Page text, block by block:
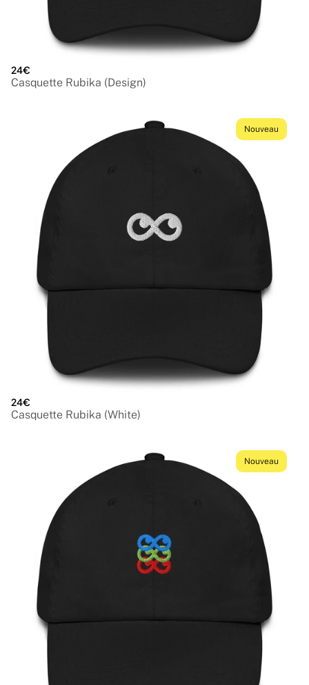
24€
Casquette Rubika (Design)
Nouveau
24€
Casquette Rubika (White)
Nouveau